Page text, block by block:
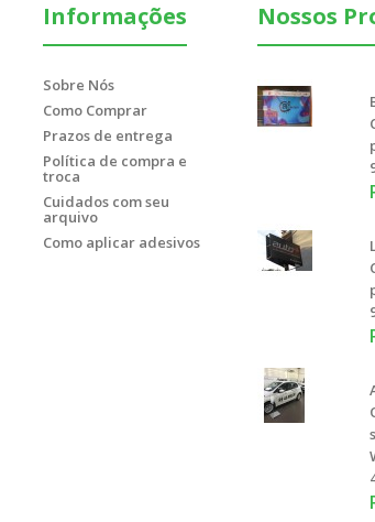
Informações
Sobre Nós
Como Comprar
Prazos de entrega
Política de compra e
troca
Cuidados com seu
arquivo
Como aplicar adesivos
Nossos